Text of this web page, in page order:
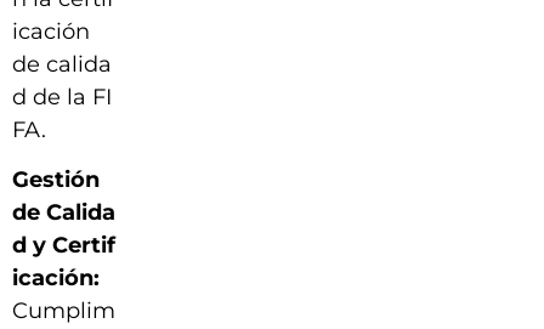
icación
de calida
d de la FI
FA.
Gestión
de Calida
d y Certif
icación:
Cumplim